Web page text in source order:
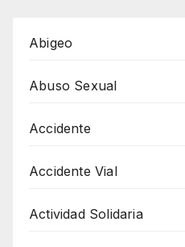
Abigeo
Abuso Sexual
Accidente
Accidente Vial
Actividad Solidaria